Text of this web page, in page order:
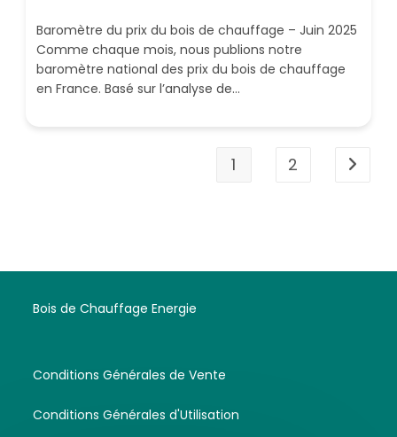
Baromètre du prix du bois de chauffage – Juin 2025
Comme chaque mois, nous publions notre
baromètre national des prix du bois de chauffage
en France. Basé sur l’analyse de…
1 2 Aller à
Bois de Chauffage Energie
Conditions Générales de Vente
Conditions Générales d'Utilisation